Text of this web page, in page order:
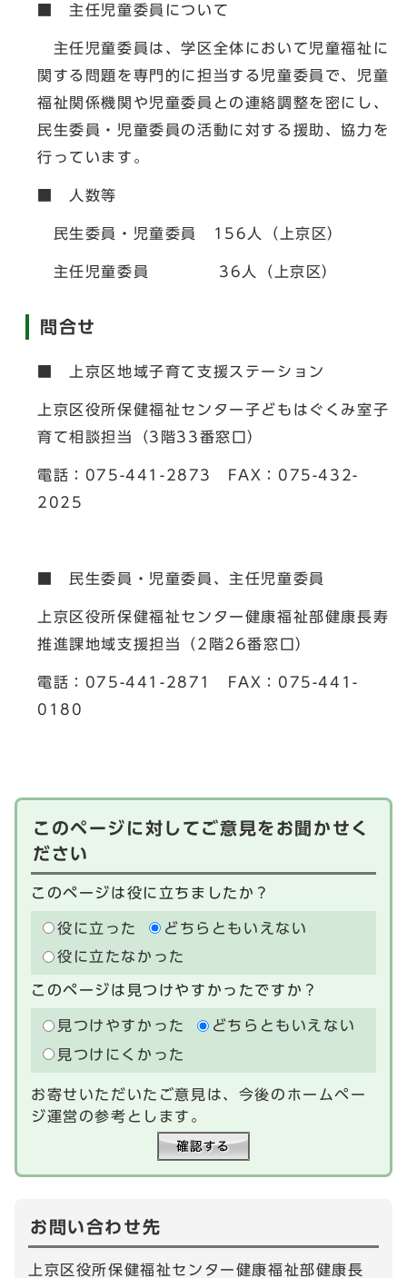
■ 主任児童委員について
主任児童委員は、学区全体において児童福祉に
関する問題を専門的に担当する児童委員で、児童
福祉関係機関や児童委員との連絡調整を密にし、
民生委員・児童委員の活動に対する援助、協力を
行っています。
■ 人数等
民生委員・児童委員 156人（上京区）
主任児童委員 36人（上京区）
問合せ
■ 上京区地域子育て支援ステーション
上京区役所保健福祉センター子どもはぐくみ室子
育て相談担当（3階33番窓口）
電話：075-441-2873 FAX：075-432-
2025
■ 民生委員・児童委員、主任児童委員
上京区役所保健福祉センター健康福祉部健康長寿
推進課地域支援担当（2階26番窓口）
電話：075-441-2871 FAX：075-441-
0180
このページに対してご意見をお聞かせく
ださい
このページは役に立ちましたか？
役に立った
どちらともいえない
役に立たなかった
このページは見つけやすかったですか？
見つけやすかった
どちらともいえない
見つけにくかった
お寄せいただいたご意見は、今後のホームペー
ジ運営の参考とします。
お問い合わせ先
上京区役所保健福祉センター健康福祉部健康長